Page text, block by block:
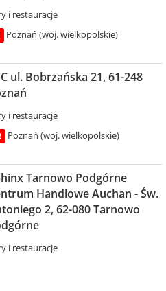
i restauracje
Poznań (woj. wielkopolskie)
ul. Bobrzańska 21, 61-248
i restauracje
Poznań (woj. wielkopolskie)
Tarnowo Podgórne
Handlowe Auchan - Św.
2, 62-080 Tarnowo
i restauracje